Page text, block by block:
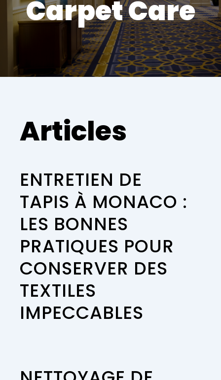
Carpet Care
Articles
ENTRETIEN DE
TAPIS À MONACO :
LES BONNES
PRATIQUES POUR
CONSERVER DES
TEXTILES
IMPECCABLES